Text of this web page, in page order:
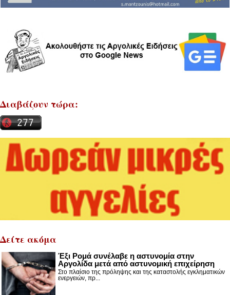
Διαβάζουν τώρα:
Δείτε ακόμα
Έξι Ρομά συνέλαβε η αστυνομία στην
Αργολίδα μετά από αστυνομική επιχείρηση
Στο πλαίσιο της πρόληψης και της καταστολής εγκληματικών
ενεργειών, πρ...